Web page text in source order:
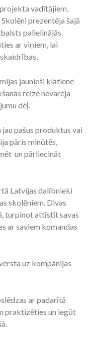
vadītājiem,
prezentēja šajā
palielinājās.
ar viņiem, lai
jaunieši klātienē
reizē nevarēja
dēļ.
pašus produktus vai
pāris minūtēs,
un pārliecināt
Latvijas dalībnieki
skolēniem. Divas
turpinot attīstīt savas
ar saviem komandas
uz kompānijas
ar padarītā
praktizēties un iegūt